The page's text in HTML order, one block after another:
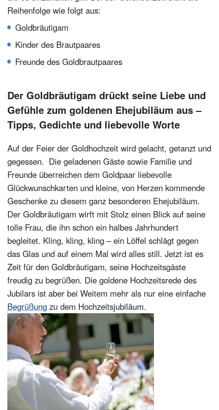
Reihenfolge wie folgt aus:
Goldbräutigam
Kinder des Brautpaares
Freunde des Goldbrautpaares
Der Goldbräutigam drückt seine Liebe und
Gefühle zum goldenen Ehejubiläum aus –
Tipps, Gedichte und liebevolle Worte
Auf der Feier der Goldhochzeit wird gelacht, getanzt und
gegessen. Die geladenen Gäste sowie Familie und
Freunde überreichen dem Goldpaar liebevolle
Glückwunschkarten und kleine, von Herzen kommende
Geschenke zu diesem ganz besonderen Ehejubiläum.
Der Goldbräutigam wirft mit Stolz einen Blick auf seine
tolle Frau, die ihn schon ein halbes Jahrhundert
begleitet. Kling, kling, kling – ein Löffel schlägt gegen
das Glas und auf einem Mal wird alles still. Jetzt ist es
Zeit für den Goldbräutigam, seine Hochzeitsgäste
freudig zu begrüßen. Die goldene Hochzeitsrede des
Jubilars ist aber bei Weitem mehr als nur eine einfache
Begrüßung zu dem Hochzeitsjubiläum.